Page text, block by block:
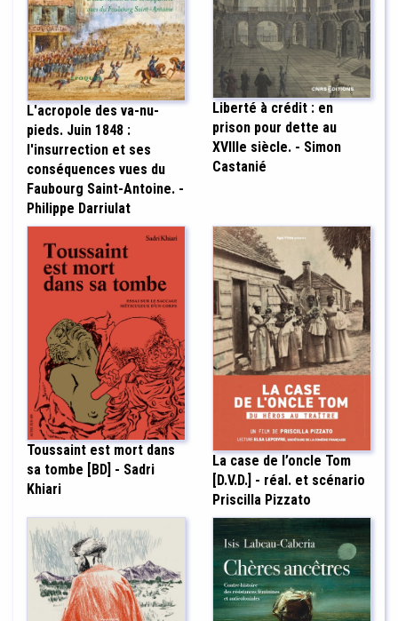
L'acropole des va-nu-
pieds. Juin 1848 :
l'insurrection et ses
conséquences vues du
Faubourg Saint-Antoine. -
Philippe Darriulat
Liberté à crédit : en
prison pour dette au
XVIIIe siècle. - Simon
Castanié
Toussaint est mort dans
sa tombe [BD] - Sadri
Khiari
La case de l’oncle Tom
[D.V.D.] - réal. et scénario
Priscilla Pizzato